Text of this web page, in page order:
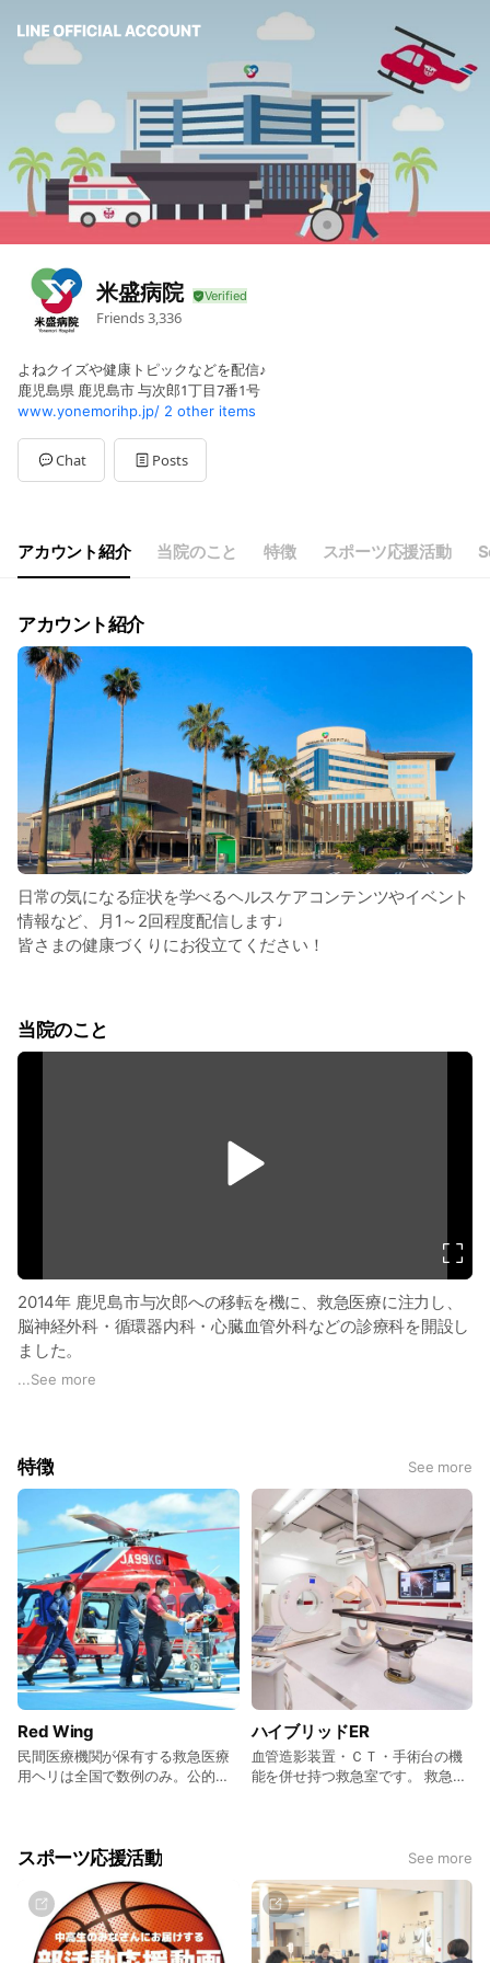
米盛病院
Friends3,336
よねクイズや健康トピックなどを配信♪
鹿児島県 鹿児島市 与次郎1丁目7番1号
www.yonemorihp.jp/ 2 other items
Chat Posts
アカウント紹介 当院のこと 特徴 スポーツ応援活動
アカウント紹介
日常の気になる症状を学べるヘルスケアコンテンツやイベント
情報など、月1～2回程度配信します♩
皆さまの健康づくりにお役立てください！
当院のこと
2014年 鹿児島市与次郎への移転を機に、救急医療に注力し、
脳神経外科・循環器内科・心臓血管外科などの診療科を開設し
ました。
24時間365日体制で救急患者さまを受け入れています。
...See more
特徴 See more
Red Wing
民間医療機関が保有する救急医療
用ヘリは全国で数例のみ。公的な
ハイブリッドER
血管造影装置・ＣＴ・手術台の機
能を併せ持つ救急室です。 救急患
スポーツ応援活動 See more